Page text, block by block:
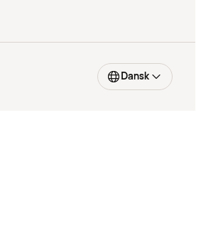
Dansk